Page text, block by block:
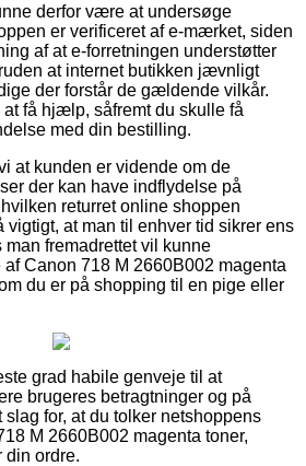
derfor være at undersøge
er verificeret af e-mærket, siden
af at e-forretningen understøtter
at internet butikken jævnligt
der forstår de gældende vilkår.
få hjælp, såfremt du skulle få
med din bestilling.
at kunden er vidende om de
der kan have indflydelse på
returret online shoppen
vigtigt, at man til enhver tid sikrer ens
fremadrettet vil kunne
Canon 718 M 2660B002 magenta
du er på shopping til en pige eller
grad habile genveje til at
brugeres betragtninger og på
for, at du tolker netshoppens
M 2660B002 magenta toner,
din ordre.